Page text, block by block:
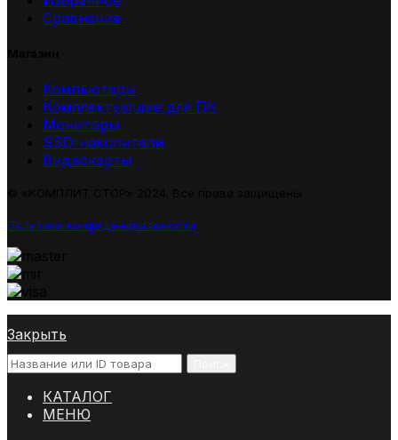
Сравнение
Компьютеры
Комплектующие для ПК
Мониторы
SSD-накопители
Видеокарты
Политика конфиденциальности
Закрыть
КАТАЛОГ
МЕНЮ